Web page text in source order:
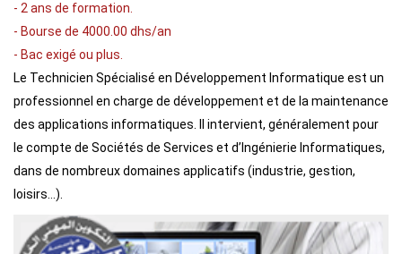
- 2 ans de formation.
- Bourse de 4000.00 dhs/an
- Bac exigé ou plus.
Le Technicien Spécialisé en Développement Informatique est un
professionnel en charge de développement et de la maintenance
des applications informatiques. Il intervient, généralement pour
le compte de Sociétés de Services et d’Ingénierie Informatiques,
dans de nombreux domaines applicatifs (industrie, gestion,
loisirs…).